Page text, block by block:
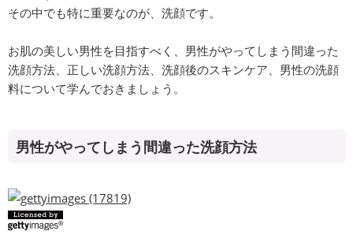
その中でも特に重要なのが、洗顔です。
お肌の美しい男性を目指すべく、男性がやってしまう間違った
洗顔方法、正しい洗顔方法、洗顔後のスキンケア、男性の洗顔
料について学んでおきましょう。
男性がやってしまう間違った洗顔方法